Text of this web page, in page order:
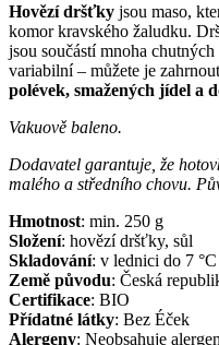
Hovězí dršťky jsou maso,
komor kravského žaludku.
jsou součástí mnoha
variabilní – můžete je
polévek, smažených jídel a
Vakuově baleno.
Dodavatel garantuje, že
malého a středního chovu.
Hmotnost: min. 250 g
Složení: hovězí dršťky, sůl
Skladování: v lednici do 7 °C
Země původu: Česká
Certifikace: BIO
Přídatné látky: Bez Éček
Alergeny: Neobsahuje